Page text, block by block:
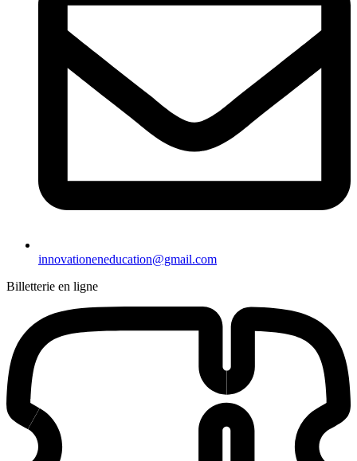
innovationeneducation@gmail.com
Billetterie en ligne